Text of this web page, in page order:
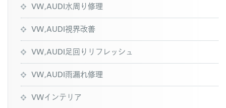
VW,AUDI水周り修理
VW,AUDI視界改善
VW,AUDI足回りリフレッシュ
VW,AUDI雨漏れ修理
VWインテリア